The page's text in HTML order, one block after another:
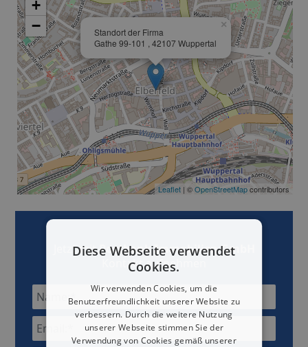
Standort der Firma
Gathe 99-101 , 42107 Wuppertal
×
+
−
Leaflet | ©OpenStreetMapcontributors
Jetzt mitPostbank Immobilien GmbH
Kontakt aufnehmen
Diese Webseite verwendet
Cookies.
Wir verwenden Cookies, um die
Benutzerfreundlichkeit unserer Website zu
verbessern. Durch die weitere Nutzung
unserer Webseite stimmen Sie der
Verwendung von Cookies gemäß unserer